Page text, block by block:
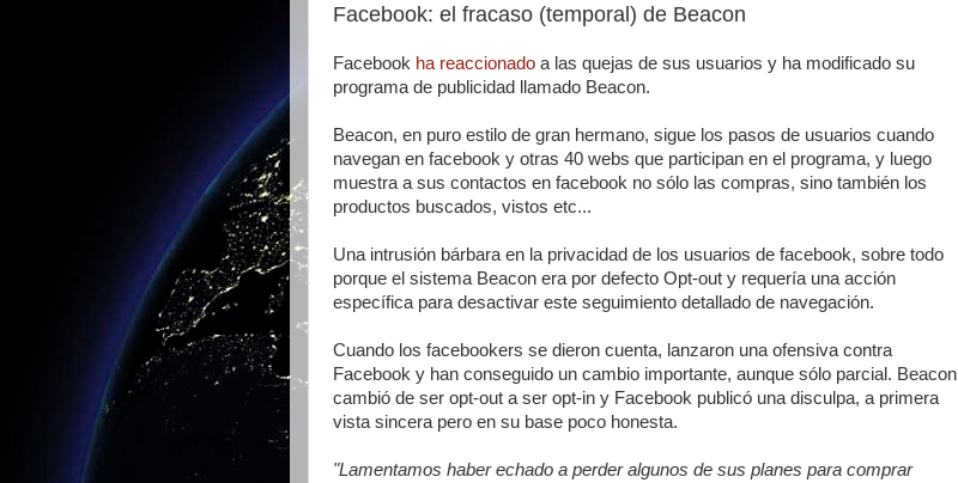
Facebook: el fracaso (temporal) de Beacon
Facebook ha reaccionado a las quejas de sus usuarios y ha modificado su
programa de publicidad llamado Beacon.
Beacon, en puro estilo de gran hermano, sigue los pasos de usuarios cuando
navegan en facebook y otras 40 webs que participan en el programa, y luego
muestra a sus contactos en facebook no sólo las compras, sino también los
productos buscados, vistos etc...
Una intrusión bárbara en la privacidad de los usuarios de facebook, sobre todo
porque el sistema Beacon era por defecto Opt-out y requería una acción
específica para desactivar este seguimiento detallado de navegación.
Cuando los facebookers se dieron cuenta, lanzaron una ofensiva contra
Facebook y han conseguido un cambio importante, aunque sólo parcial. Beacon
cambió de ser opt-out a ser opt-in y Facebook publicó una disculpa, a primera
vista sincera pero en su base poco honesta.
"Lamentamos haber echado a perder algunos de sus planes para comprar